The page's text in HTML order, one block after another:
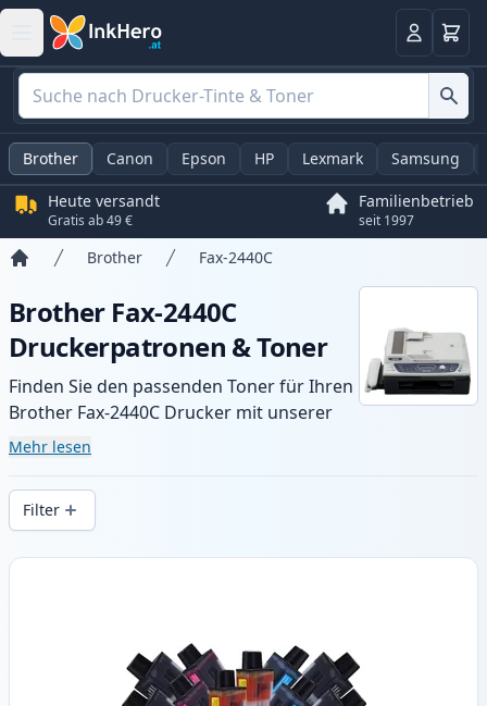
Anmelden
Brother Canon Epson HP Lexmark Samsung
Heute versandt
Gratis ab 49 €
Familienbetrieb
seit 1997
Brother Fax-2440C
Brother Fax-2440C
Druckerpatronen & Toner
Finden Sie den passenden Toner für Ihren
Brother Fax-2440C Drucker mit unserer
Auswahl an kompatiblen und XL-Patronen.
Druckqualität und schnellem Versand aus
lokalem Lager in .
Mehr lesen
Filter
Produkte